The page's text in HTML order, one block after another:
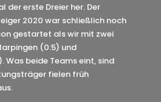
der erste Dreier her. Der
2020 war schließlich noch
gestartet als wir mit zwei
(0:5) und
Was beide Teams eint, sind
fielen früh